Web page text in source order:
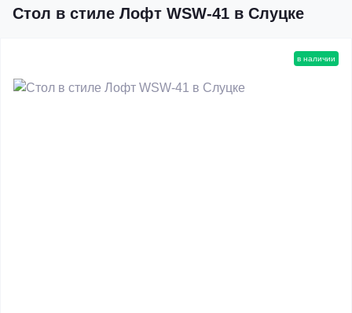
Стол в стиле Лофт WSW-41 в Слуцке
в наличии